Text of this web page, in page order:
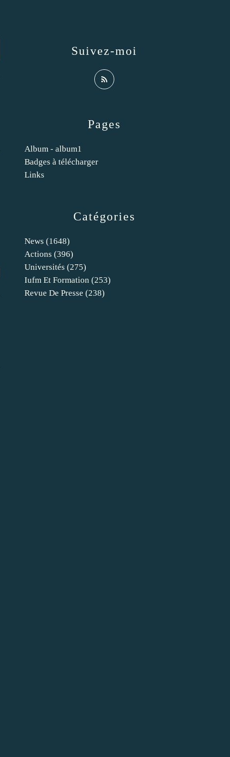
Catégories
News (1648)
Actions (396)
Universités (275)
Iufm Et Formation (253)
Revue De Presse (238)
Pages
Album - album1
Badges à télécharger
Links
Suivez-moi